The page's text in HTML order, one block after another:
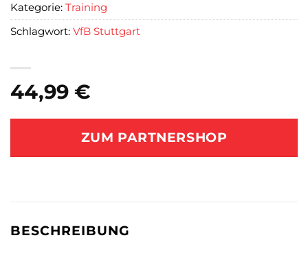
44,99 €
ZUM PARTNERSHOP
Kategorie: Training
Schlagwort: VfB Stuttgart
BESCHREIBUNG